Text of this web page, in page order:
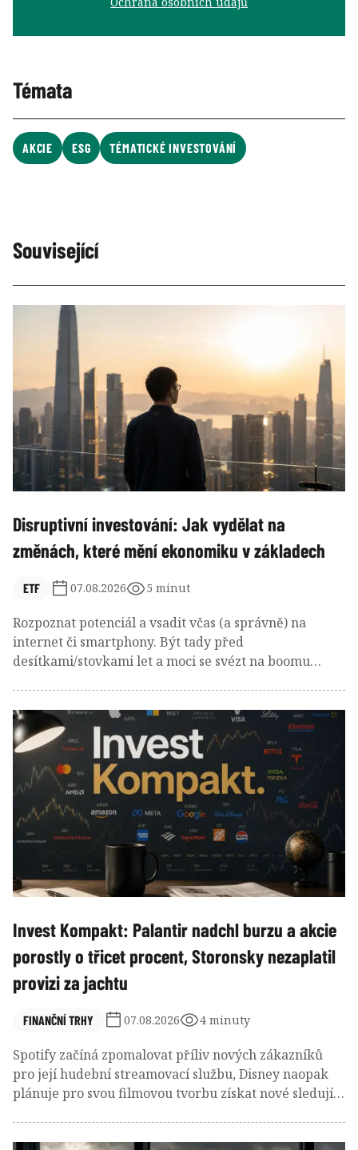
Témata
AKCIE ESG TÉMATICKÉ INVESTOVÁNÍ
Související
Disruptivní investování: Jak vydělat na
změnách, které mění ekonomiku v základech
ETF 07.08.2026 5 minut
Rozpoznat potenciál a vsadit včas (a správně) na
internet či smartphony. Být tady před
desítkami/stovkami let a moci se svézt na boomu
technologických revolucí. A disruptivní investování
nabízí způsob, jak na těchto transformacích vydělat!
Invest Kompakt: Palantir nadchl burzu a akcie
porostly o třicet procent, Storonsky nezaplatil
provizi za jachtu
FINANČNÍ TRHY 07.08.2026 4 minuty
Spotify začíná zpomalovat příliv nových zákazníků
pro její hudební streamovací službu, Disney naopak
plánuje pro svou filmovou tvorbu získat nové sledující